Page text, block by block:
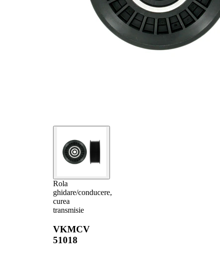
Rola
ghidare/conducere,
curea
transmisie
VKMCV
51018